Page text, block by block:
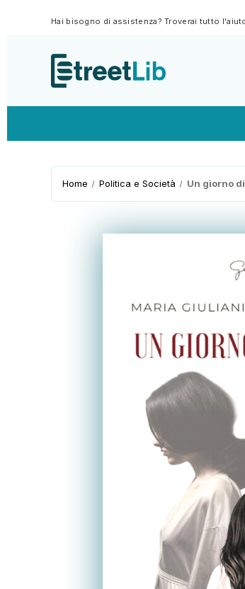
Hai bisogno di assistenza? Troverai tutto
Home Politica e Società Un giorno